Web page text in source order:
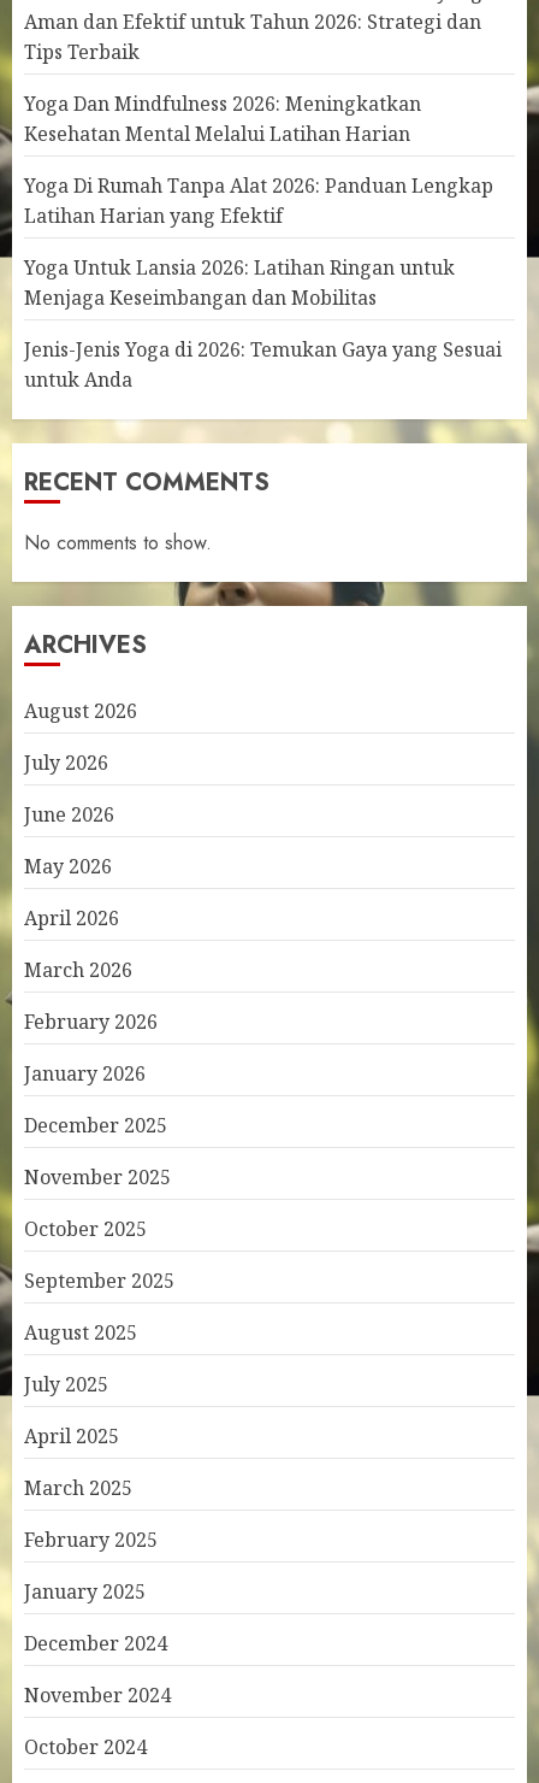
Aman dan Efektif untuk Tahun 2026: Strategi dan
Tips Terbaik
Yoga Dan Mindfulness 2026: Meningkatkan
Kesehatan Mental Melalui Latihan Harian
Yoga Di Rumah Tanpa Alat 2026: Panduan Lengkap
Latihan Harian yang Efektif
Yoga Untuk Lansia 2026: Latihan Ringan untuk
Menjaga Keseimbangan dan Mobilitas
Jenis-Jenis Yoga di 2026: Temukan Gaya yang Sesuai
untuk Anda
RECENT COMMENTS
No comments to show.
ARCHIVES
August 2026
July 2026
June 2026
May 2026
April 2026
March 2026
February 2026
January 2026
December 2025
November 2025
October 2025
September 2025
August 2025
July 2025
April 2025
March 2025
February 2025
January 2025
December 2024
November 2024
October 2024